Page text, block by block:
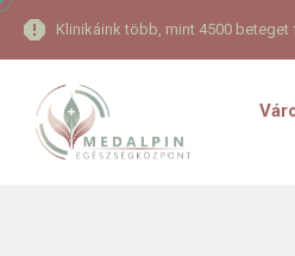
Klinikáink több, mint 4500 beteget